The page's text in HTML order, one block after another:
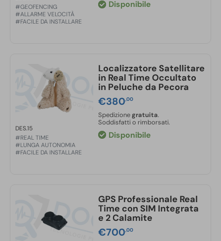
#GEOFENCING
#ALLARME VELOCITÀ
#FACILE DA INSTALLARE
Disponibile
DES.15
#REAL TIME
#LUNGA AUTONOMIA
#FACILE DA INSTALLARE
Localizzatore Satellitare
in Real Time Occultato
in Peluche da Pecora
€380,00
Spedizionegratuita.
Soddisfatti o rimborsati.
Disponibile
GPS Professionale Real
Time con SIM Integrata
e 2 Calamite
€700,00